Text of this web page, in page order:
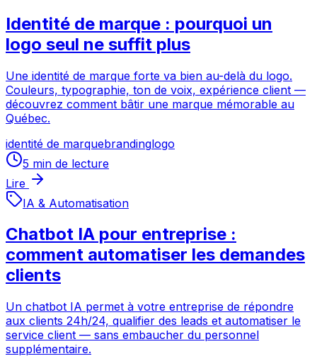
Identité de marque : pourquoi un
logo seul ne suffit plus
Une identité de marque forte va bien au-delà du logo.
Couleurs, typographie, ton de voix, expérience client —
découvrez comment bâtir une marque mémorable au
Québec.
identité de marquebrandinglogo
5 min de lecture
Lire
IA & Automatisation
Chatbot IA pour entreprise :
comment automatiser les demandes
clients
Un chatbot IA permet à votre entreprise de répondre
aux clients 24h/24, qualifier des leads et automatiser le
service client — sans embaucher du personnel
supplémentaire.